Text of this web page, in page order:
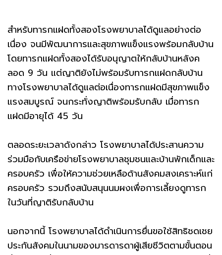
สำหรับทารกแฝดทั้งสองโรงพยาบาลได้ดูแลอย่างต่อ
เนื่อง จนมีพัฒนาการและสุขภาพแข็งแรงพร้อมกลับบ้าน
โดยทารกแฝดทั้งสองได้รับอนุญาตให้กลับบ้านหลังค
ลอด 9 วัน แต่ญาติยังไม่พร้อมรับทารกแฝดกลับบ้าน
ทางโรงพยาบาลได้ดูแลต่อเนื่องทารกแฝดมีสุขภาพแข็ง
แรงสมบูรณ์ จนกระทั่งญาติพร้อมรับกลับ เมื่อทารก
แฝดมีอายุได้ 45 วัน
ตลอดระยะเวลาดังกล่าว โรงพยาบาลได้ประสานความ
ร่วมมือกับเครือข่ายโรงพยาบาลชุมชนและบ้านพักเด็กและ
ครอบครัว เพื่อให้ความช่วยเหลือด้านสังคมสงเคราะห์แก่
ครอบครัว รวมถึงสนับสนุนนมผงเพื่อการเลี้ยงดูทารก
ในวันที่ญาติรับกลับบ้าน
นอกจากนี้ โรงพยาบาลได้ดำเนินการยื่นขอใช้สิทธิชดเชย
ประกันสังคมในนามของมารดารดาผู้เสียชีวิตตามขั้นตอน